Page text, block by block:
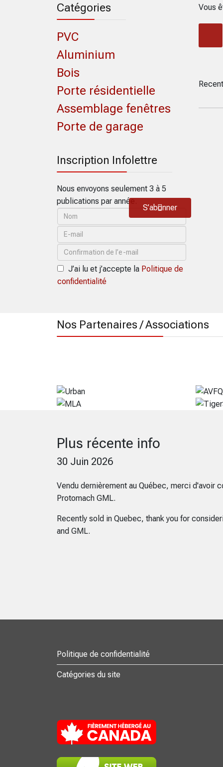
Catégories
PVC
Aluminium
Bois
Porte résidentielle
Assemblage fenêtres
Porte de garage
Inscription Infolettre
Nous envoyons seulement 3 à 5
publications par année.
J’ai lu et j’accepte la Politique de
confidentialité
S’abonner
Vous
Nos Partenaires / Associations
Plus récente info
30 Juin 2026
Vendu dernièrement au Québec, merci d'avoir
Protomach GML.
Recently sold in Quebec, thank you for
and GML.
Politique de confidentialité
Catégories du site